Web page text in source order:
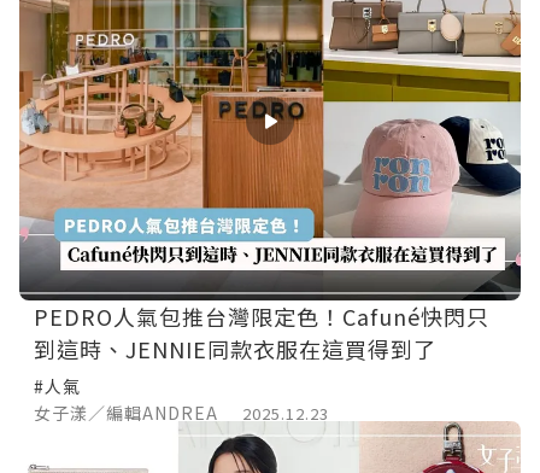
PEDRO人氣包推台灣限定色！Cafuné快閃只
到這時、JENNIE同款衣服在這買得到了
#人氣
女子漾／編輯ANDREA
2025.12.23